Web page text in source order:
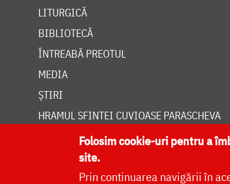
LITURGICĂ
BIBLIOTECĂ
ÎNTREABĂ PREOTUL
MEDIA
ȘTIRI
HRAMUL SFINTEI CUVIOASE PARASCHEVA
Folosim cookie-uri pentru a
site.
Prin continuarea navigării în